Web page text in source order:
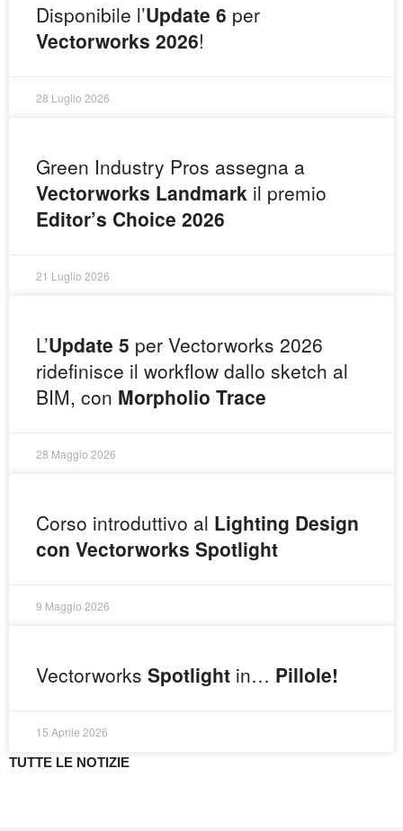
Disponibile l’Update 6 per
Vectorworks 2026!
28 Luglio 2026
Green Industry Pros assegna a
Vectorworks Landmark il premio
Editor’s Choice 2026
21 Luglio 2026
L’Update 5 per Vectorworks 2026
ridefinisce il workflow dallo sketch al
BIM, con Morpholio Trace
28 Maggio 2026
Corso introduttivo al Lighting Design
con Vectorworks Spotlight
9 Maggio 2026
Vectorworks Spotlight in… Pillole!
15 Aprile 2026
TUTTE LE NOTIZIE